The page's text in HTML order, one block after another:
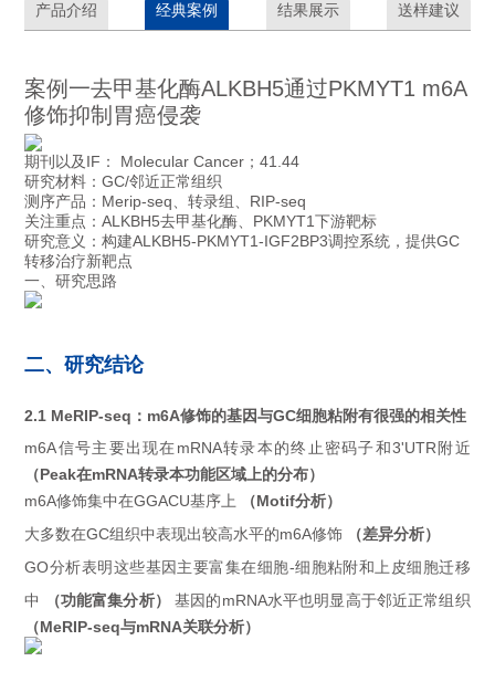
产品介绍 经典案例 结果展示 送样建议
案例一去甲基化酶ALKBH5通过PKMYT1 m6A
修饰抑制胃癌侵袭
期刊以及IF：
Molecular Cancer；41.44
研究材料：GC/邻近正常组织
测序产品：Merip-seq、转录组、RIP-seq
关注重点：ALKBH5去甲基化酶、PKMYT1下游靶标
研究意义：构建ALKBH5-PKMYT1-IGF2BP3调控系统，提供GC
转移治疗新靶点
一、研究思路
二、研究结论
2.1 MeRIP-seq：m6A修饰的基因与GC细胞粘附有很强的相关性
m6A信号主要出现在mRNA转录本的终止密码子和3'UTR附近
（Peak在mRNA转录本功能区域上的分布）
m6A修饰集中在GGACU基序上
（Motif分析）
大多数在GC组织中表现出较高水平的m6A修饰
（差异分析）
GO分析表明这些基因主要富集在细胞-细胞粘附和上皮细胞迁移
中
（功能富集分析）
基因的mRNA水平也明显高于邻近正常组织
（MeRIP-seq与mRNA关联分析）